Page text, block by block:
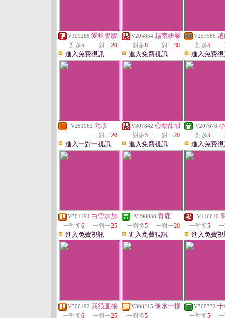
V309288 愛吃腸腸
一對多5 一對一20
進入免費視訊
V205854 越南妍樂
一對多8 一對一30
進入免費視訊
V257586
一對多5
進入免費
V281962 允珍
一對一20
進入一對一視訊
V307842 心動甜甜
一對多5 一對一20
進入免費視訊
V207678
一對多5
進入免費
V301194 白雪加加
一對多6 一對一25
進入免費視訊
V298038 青鹿
一對多5 一對一20
進入免費視訊
V116610
一對多5
進入免費
V306192 我很直接
一對多6 一對一25
V308215 像水一樣
一對多5
V308332
一對多5